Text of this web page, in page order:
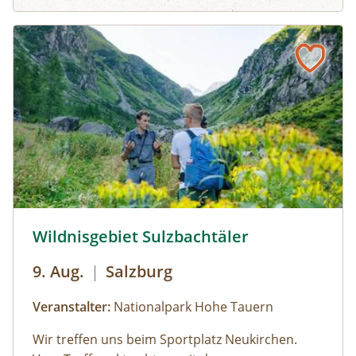
Fauna im hinteren Felbertal. An der Nordseite
des Sees führt der Rundweg auf eine Anhöhe
mit Blick über den Talschluss mit seinen
imposanten Felswänden, in denen sich Gämsen
tummeln. Der Rückweg erfolgt auf derselben
Strecke. zur Detailinformation
Wildnisgebiet Sulzbachtäler
9. Aug. | Salzburg
Veranstalter: Nationalpark Hohe Tauern
Wir treffen uns beim Sportplatz Neukirchen.